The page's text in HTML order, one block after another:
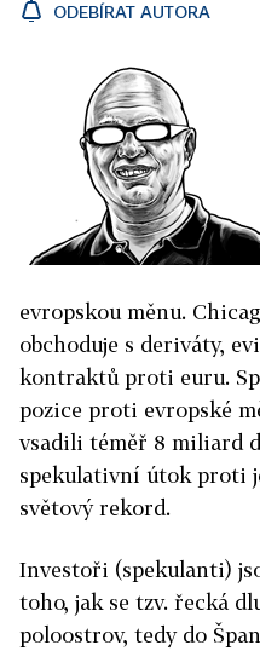
ODEBÍRAT AUTORA
evropskou měnu.
obchoduje s deriváty,
kontraktů proti euru.
pozice proti evropské
vsadili téměř 8 miliard
spekulativní útok proti
světový rekord.
Investoři (spekulanti)
toho, jak se tzv. řecká
poloostrov, tedy do